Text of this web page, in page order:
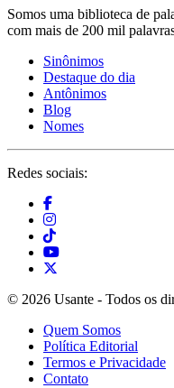
Somos uma biblioteca de
com mais de 200 mil
Sinônimos
Destaque do dia
Antônimos
Blog
Nomes
Redes sociais:
© 2026 Usante - Todos os
Quem Somos
Política Editorial
Termos e Privacidade
Contato